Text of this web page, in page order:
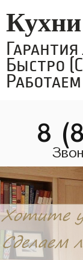
Быстро
Работаем
8